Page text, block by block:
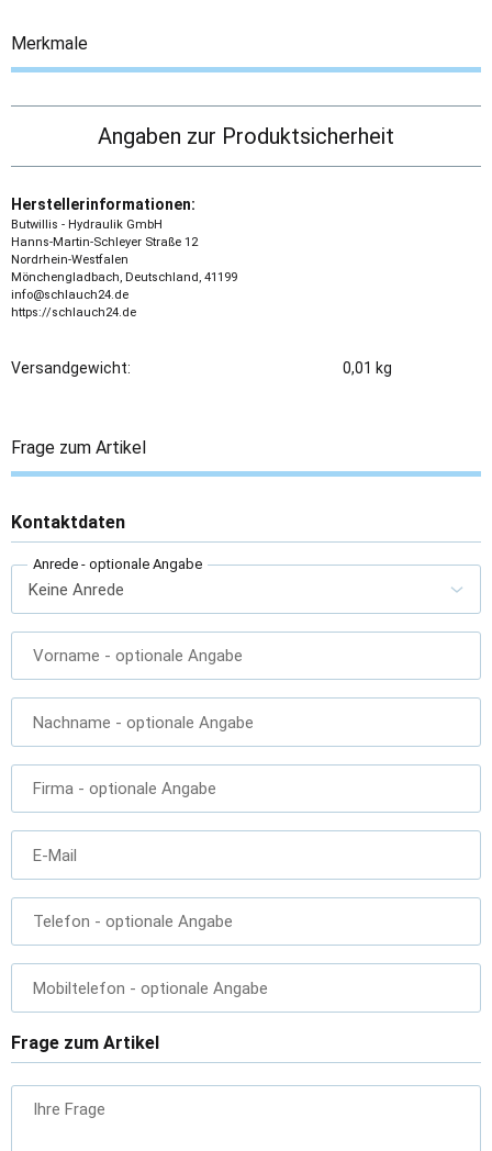
Merkmale
Angaben zur Produktsicherheit
Herstellerinformationen:
Butwillis - Hydraulik GmbH
Hanns-Martin-Schleyer Straße 12
Nordrhein-Westfalen
Mönchengladbach, Deutschland, 41199
info@schlauch24.de
https://schlauch24.de
Versandgewicht: 0,01 kg
Frage zum Artikel
Kontaktdaten
Anrede - optionale Angabe
Vorname - optionale Angabe
Nachname - optionale Angabe
Firma - optionale Angabe
E-Mail
Telefon - optionale Angabe
Mobiltelefon - optionale Angabe
Frage zum Artikel
Ihre Frage